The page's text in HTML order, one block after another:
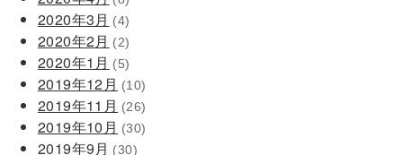
2020年3月 (4)
2020年2月 (2)
2020年1月 (5)
2019年12月 (10)
2019年11月 (26)
2019年10月 (30)
2019年9月 (30)